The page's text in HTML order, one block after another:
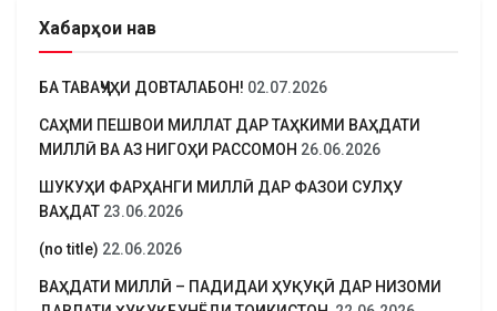
Хабарҳои нав
БА ТАВАҶҶУҲИ ДОВТАЛАБОН! 02.07.2026
САҲМИ ПЕШВОИ МИЛЛАТ ДАР ТАҲКИМИ ВАҲДАТИ
МИЛЛӢ ВА АЗ НИГОҲИ РАССОМОН 26.06.2026
ШУКУҲИ ФАРҲАНГИ МИЛЛӢ ДАР ФАЗОИ СУЛҲУ
ВАҲДАТ 23.06.2026
(no title) 22.06.2026
ВАҲДАТИ МИЛЛӢ – ПАДИДАИ ҲУҚУҚӢ ДАР НИЗОМИ